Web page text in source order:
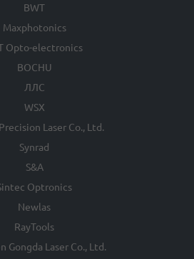
BWT
Maxphotonics
Opto-electronics
BOCHU
ЛЛС
WSX
Laser Co., Ltd.
Synrad
S&A
Optronics
Newlas
RayTools
Gongda Laser Co., Ltd.